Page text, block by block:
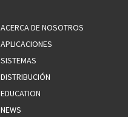
ACERCA DE NOSOTROS
APLICACIONES
SISTEMAS
DISTRIBUCIÓN
EDUCATION
NEWS